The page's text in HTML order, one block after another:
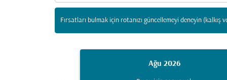
Fırsatları bulmak için rotanızı güncellemeyi deneyin
Ağu 2026